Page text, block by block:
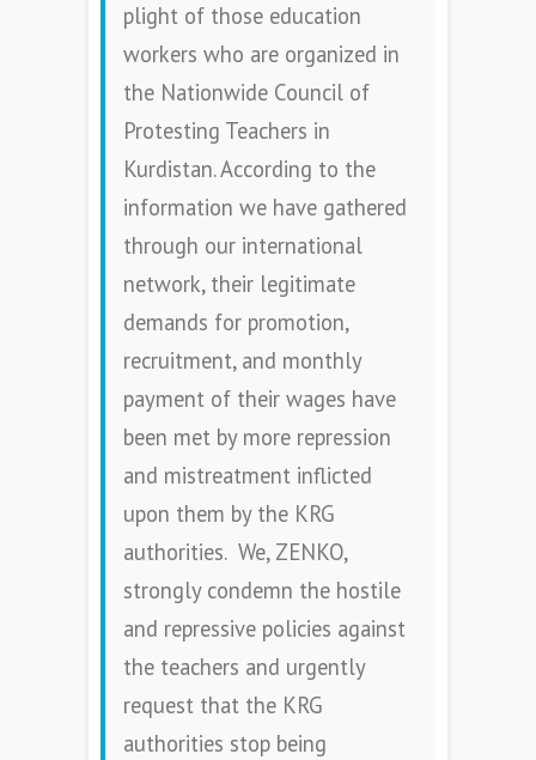
plight of those education
workers who are organized in
the Nationwide Council of
Protesting Teachers in
Kurdistan. According to the
information we have gathered
through our international
network, their legitimate
demands for promotion,
recruitment, and monthly
payment of their wages have
been met by more repression
and mistreatment inflicted
upon them by the KRG
authorities. We, ZENKO,
strongly condemn the hostile
and repressive policies against
the teachers and urgently
request that the KRG
authorities stop being